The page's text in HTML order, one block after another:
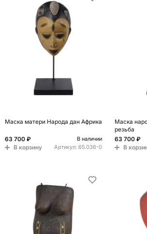
Маска матери Народа дан Африка
63 700 ₽ В наличии
В корзину Артикул: 65.036-0
Маска
резьба
63 700 ₽
В